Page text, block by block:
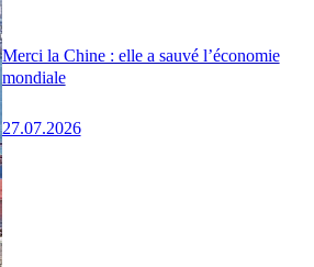
Merci la Chine : elle a sauvé l’économie
mondiale
27.07.2026